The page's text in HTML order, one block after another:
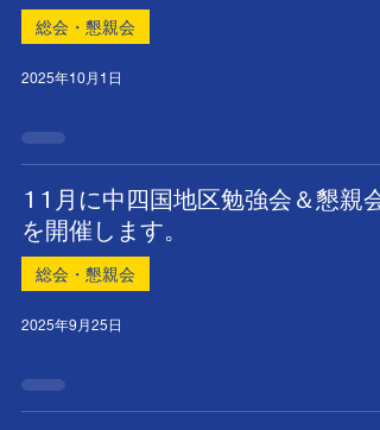
総会・懇親会
2025年10月1日
11月に中四国地区勉強会＆懇親会
を開催します。
総会・懇親会
2025年9月25日